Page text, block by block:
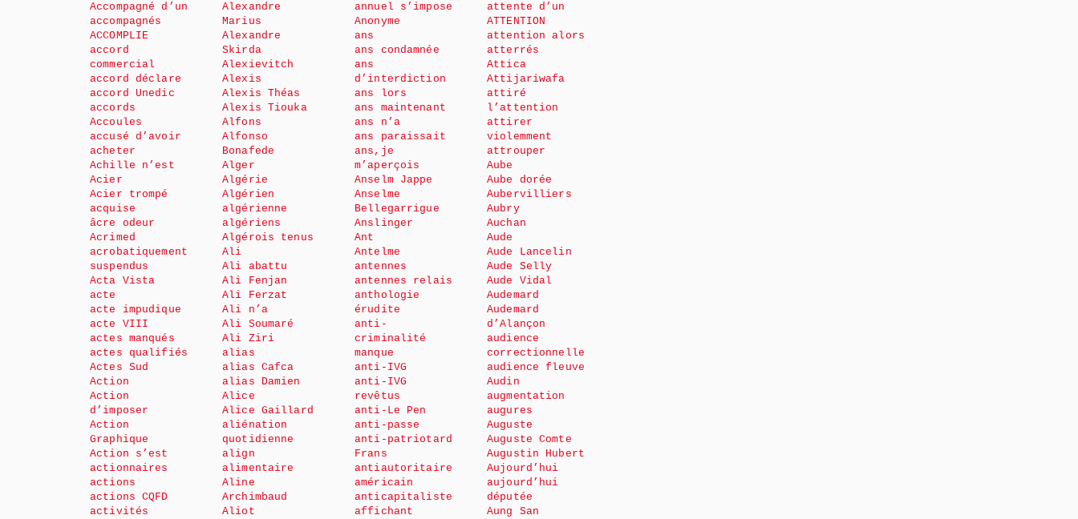
Accompagné d’un
accompagnés
ACCOMPLIE
accord
commercial
accord déclare
accord Unedic
accords
Accoules
accusé d’avoir
acheter
Achille n’est
Acier
Acier trompé
acquise
âcre odeur
Acrimed
acrobatiquement
suspendus
Acta Vista
acte
acte impudique
acte VIII
actes manqués
actes qualifiés
Actes Sud
Action
Action
d’imposer
Action
Graphique
Action s’est
actionnaires
actions
actions CQFD
activités
Alexandre
Marius
Alexandre
Skirda
Alexievitch
Alexis
Alexis Théas
Alexis Tiouka
Alfons
Alfonso
Bonafede
Alger
Algérie
Algérien
algérienne
algériens
Algérois tenus
Ali
Ali abattu
Ali Fenjan
Ali Ferzat
Ali n’a
Ali Soumaré
Ali Ziri
alias
alias Cafca
alias Damien
Alice
Alice Gaillard
aliénation
quotidienne
align
alimentaire
Aline
Archimbaud
Aliot
annuel s’impose
Anonyme
ans
ans condamnée
ans
d’interdiction
ans lors
ans maintenant
ans n’a
ans paraissait
ans,je
m’aperçois
Anselm Jappe
Anselme
Bellegarrigue
Anslinger
Ant
Antelme
antennes
antennes relais
anthologie
érudite
anti-
criminalité
manque
anti-IVG
anti-IVG
revêtus
anti-Le Pen
anti-passe
anti-patriotard
Frans
antiautoritaire
américain
anticapitaliste
affichant
attente d’un
ATTENTION
attention alors
atterrés
Attica
Attijariwafa
attiré
l’attention
attirer
violemment
attrouper
Aube
Aube dorée
Aubervilliers
Aubry
Auchan
Aude
Aude Lancelin
Aude Selly
Aude Vidal
Audemard
Audemard
d’Alançon
audience
correctionnelle
audience fleuve
Audin
augmentation
augures
Auguste
Auguste Comte
Augustin Hubert
Aujourd’hui
aujourd’hui
députée
Aung San